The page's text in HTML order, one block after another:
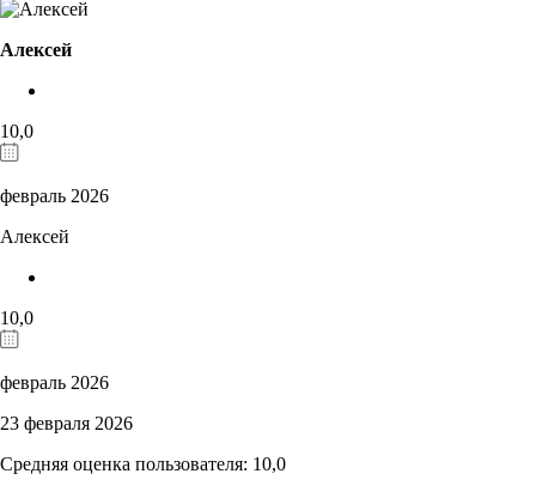
Алексей
10,0
февраль 2026
Алексей
10,0
февраль 2026
23 февраля 2026
Средняя оценка пользователя: 10,0